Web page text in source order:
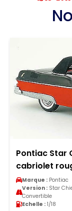
Pontiac Star
cabriolet
Marque : Pontiac
Version : Star
Convertible
Echelle : 1/18